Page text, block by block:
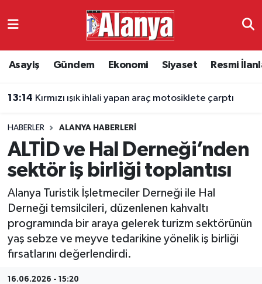
Asayiş Gündem Ekonomi Siyaset Resmi
13:14 Kırmızı ışık ihlali yapan araç motosiklete çarptı
HABERLER ALANYA HABERLERI
ALTİD ve Hal Derneği’nden
sektör iş birliği toplantısı
Alanya Turistik İşletmeciler Derneği ile Hal
Derneği temsilcileri, düzenlenen kahvaltı
programında bir araya gelerek turizm sektörünün
yaş sebze ve meyve tedarikine yönelik iş birliği
fırsatlarını değerlendirdi.
16.06.2026 - 15:20
Ekonomi
Resmi İlanlar
Alanyaspor
Turizm
E-Gazete
Antalya Namaz Vakitleri
Süper Lig Puan Durumu ve Fikstür
Tüm Manşetler
Son Dakika Haberleri
Haber Arşivi